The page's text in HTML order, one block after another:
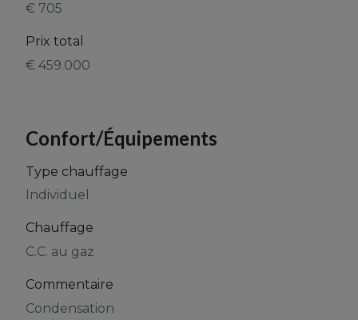
€ 705
Prix total
€ 459.000
Confort/Équipements
Type chauffage
Individuel
Chauffage
C.C. au gaz
Commentaire
Condensation